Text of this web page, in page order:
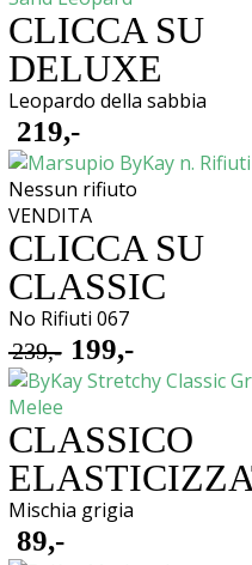
CLICCA SU
DELUXE
Leopardo della sabbia
219,-
Nessun rifiuto
VENDITA
CLICCA SU
CLASSIC
No Rifiuti 067
239,-
Oorspronkelijke
prijs
was:
€ 239,-.
199,-
Huidige
prijs
is:
€ 199,-.
CLASSICO
Mischia grigia
89,-